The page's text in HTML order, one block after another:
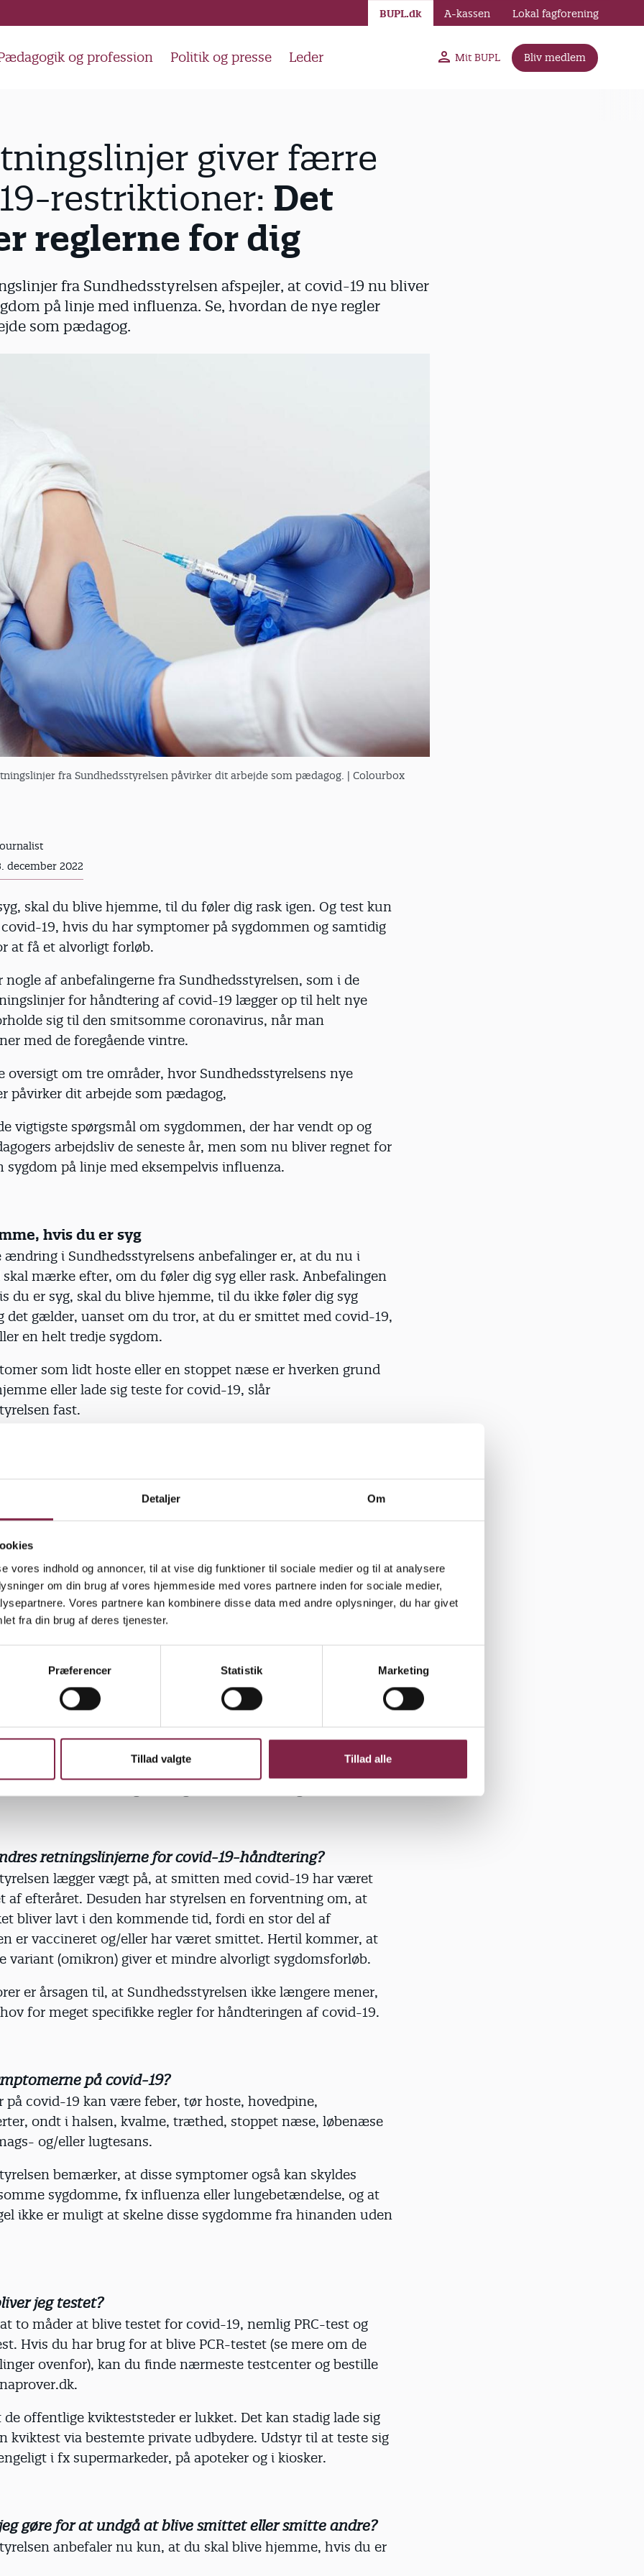
Detaljer Om
vores indhold og annoncer, til at vise dig funktioner til sociale medier og til at analysere
om din brug af vores hjemmeside med vores partnere inden for sociale medier,
Vores partnere kan kombinere disse data med andre oplysninger, du har givet
fra din brug af deres tjenester.
Præferencer Statistik Marketing
Tillad valgte Tillad alle
og profession Politik og presse Leder Mit BUPL Bliv medlem
BUPL.dk A-kassen Lokal fagforening
giver færre
restriktioner: Det
reglerne for dig
fra Sundhedsstyrelsen afspejler, at covid-19 nu bliver
på linje med influenza. Se, hvordan de nye regler
som pædagog.
fra Sundhedsstyrelsen påvirker dit arbejde som pædagog. | Colourbox
december 2022
skal du blive hjemme, til du føler dig rask igen. Og test kun
19, hvis du har symptomer på sygdommen og samtidig
at få et alvorligt forløb.
nogle af anbefalingerne fra Sundhedsstyrelsen, som i de
for håndtering af covid-19 lægger op til helt nye
sig til den smitsomme coronavirus, når man
med de foregående vintre.
oversigt om tre områder, hvor Sundhedsstyrelsens nye
påvirker dit arbejde som pædagog,
vigtigste spørgsmål om sygdommen, der har vendt op og
arbejdsliv de seneste år, men som nu bliver regnet for
sygdom på linje med eksempelvis influenza.
hvis du er syg
ændring i Sundhedsstyrelsens anbefalinger er, at du nu i
skal mærke efter, om du føler dig syg eller rask. Anbefalingen
du er syg, skal du blive hjemme, til du ikke føler dig syg
det gælder, uanset om du tror, at du er smittet med covid-19,
en helt tredje sygdom.
som lidt hoste eller en stoppet næse er hverken grund
eller lade sig teste for covid-19, slår
fast.
er ikke et krav
været anbefalinger om at holde sig isoleret fra andre i fx
du har fået konstateret covid-19. Men med
nye retningslinjer er selvisolation ikke længere en
sige, at hvis du har fået en positiv test, men ikke føler dig
ifølge anbefalingen godt møde på arbejde.
når det er nødvendigt
anbefaler, at du kun lader dig teste, hvis du har
sygdommen og er i en særlig risiko for at få et alvorligt
19. Risikogruppen er blandt andre personer over 65 år,
eksempelvis din nære kollega eller et smittet
retningslinjerne for covid-19-håndtering?
lægger vægt på, at smitten med covid-19 har været
af efteråret. Desuden har styrelsen en forventning om, at
bliver lavt i den kommende tid, fordi en stor del af
er vaccineret og/eller har været smittet. Hertil kommer, at
variant (omikron) giver et mindre alvorligt sygdomsforløb.
er årsagen til, at Sundhedsstyrelsen ikke længere mener,
for meget specifikke regler for håndteringen af covid-19.
på covid-19?
på covid-19 kan være feber, tør hoste, hovedpine,
ondt i halsen, kvalme, træthed, stoppet næse, løbenæse
og/eller lugtesans.
bemærker, at disse symptomer også kan skyldes
sygdomme, fx influenza eller lungebetændelse, og at
ikke er muligt at skelne disse sygdomme fra hinanden uden
jeg testet?
to måder at blive testet for covid-19, nemlig PRC-test og
Hvis du har brug for at blive PCR-testet (se mere om de
ovenfor), kan du finde nærmeste testcenter og bestille
offentlige kvikteststeder er lukket. Det kan stadig lade sig
kviktest via bestemte private udbydere. Udstyr til at teste sig
i fx supermarkeder, på apoteker og i kiosker.
gøre for at undgå at blive smittet eller smitte andre?
anbefaler nu kun, at du skal blive hjemme, hvis du er